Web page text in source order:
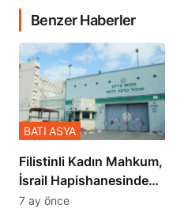
Benzer Haberler
Filistinli Kadın Mahkum,
İsrail Hapishanesindeki
Zulmü Anlattı
BATI ASYA
7 ay önce